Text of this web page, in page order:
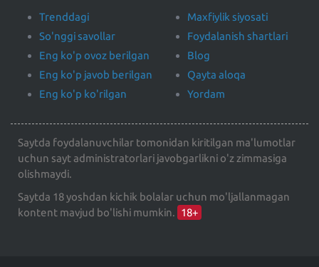
Trenddagi
So'nggi savollar
Eng ko'p ovoz berilgan
Eng ko'p javob berilgan
Eng ko'p ko'rilgan
Maxfiylik siyosati
Foydalanish shartlari
Blog
Qayta aloqa
Yordam
Saytda foydalanuvchilar tomonidan kiritilgan ma'lumotlar
uchun sayt administratorlari javobgarlikni o'z zimmasiga
olishmaydi.
Saytda 18 yoshdan kichik bolalar uchun mo'ljallanmagan
kontent mavjud bo'lishi mumkin. 18+